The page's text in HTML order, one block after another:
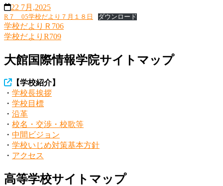
22 7月,2025
R７ 05学校だより７月１８日 ダウンロード
投
稿
ナ
ビ
ゲ
ー
シ
ョ
ン
学校だよりＲ706
学校だよりR709
大館国際情報学院サイトマップ
【学校紹介】
・ 学校長挨拶
・ 学校目標
・ 沿革
・ 校名・交渉・校歌等
・ 中間ビジョン
・ 学校いじめ対策基本方針
・ アクセス
高等学校サイトマップ